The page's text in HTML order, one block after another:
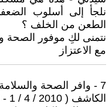
نلجأ إلى أسلوب
الطعن من الخلف ؟
نتمنى لكِ موفور الصحة
مع الاعتزاز
7 - وافر الصحة والسلامة
الكاشف ( 2010 / 4 / 1 - 21:38 )